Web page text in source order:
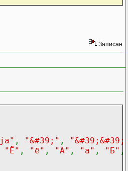
Записан
, "&#39;" ,
"Ё" , "ё" , "А" , "а" , "Б"